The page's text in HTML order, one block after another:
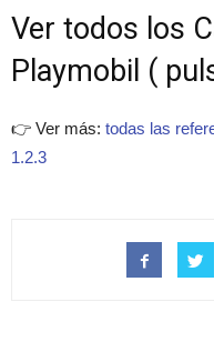
Ver todos los
Playmobil (
👉 Ver más: todas las
1.2.3